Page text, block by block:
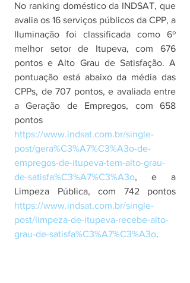
No ranking doméstico da INDSAT, que
avalia os 16 serviços públicos da CPP, a
Iluminação foi classificada como 6º
melhor setor de Itupeva, com 676
pontos e Alto Grau de Satisfação. A
pontuação está abaixo da média das
CPPs, de 707 pontos, e avaliada entre
a Geração de Empregos, com 658
https://www.indsat.com.br/single-
post/gera%C3%A7%C3%A3o-de-
empregos-de-itupeva-tem-alto-grau-
de-satisfa%C3%A7%C3%A3o, e a
https://www.indsat.com.br/single-
post/limpeza-de-itupeva-recebe-alto-
grau-de-satisfa%C3%A7%C3%A3o.